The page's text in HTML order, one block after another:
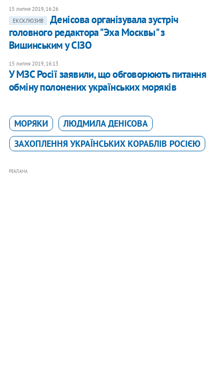
15 липня 2019, 16:26
ЕКСКЛЮЗИВ
Денісова організувала зустріч
головного редактора "Эха Москвы" з
Вишинським у СІЗО
15 липня 2019, 16:13
У МЗС Росії заявили, що обговорюють питання
обміну полонених українських моряків
МОРЯКИ
ЛЮДМИЛА ДЕНІСОВА
ЗАХОПЛЕННЯ УКРАЇНСЬКИХ КОРАБЛІВ РОСІЄЮ
РЕКЛАМА